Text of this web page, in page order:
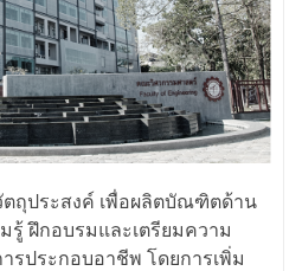
ถุประสงค์ เพื่อผลิตบัณฑิตด้าน
รู้ ฝึกอบรมและเตรียมความ
ประกอบอาชีพ โดยการเพิ่ม